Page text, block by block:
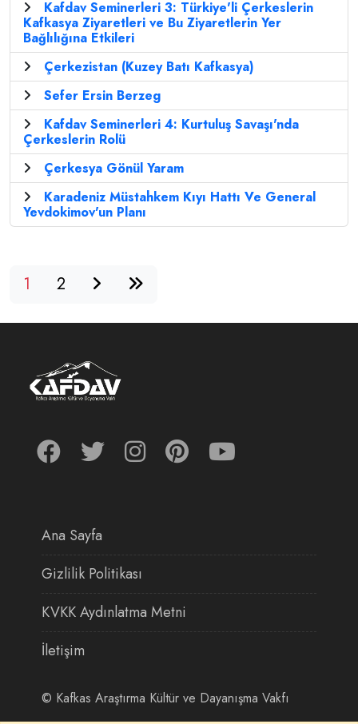
Kafdav Seminerleri 3: Türkiye'li Çerkeslerin
Kafkasya Ziyaretleri ve Bu Ziyaretlerin Yer
Bağlılığına Etkileri
Çerkezistan (Kuzey Batı Kafkasya)
Sefer Ersin Berzeg
Kafdav Seminerleri 4: Kurtuluş Savaşı'nda
Çerkeslerin Rolü
Çerkesya Gönül Yaram
Karadeniz Müstahkem Kıyı Hattı Ve General
Yevdokimov'un Planı
1 2
Ana Sayfa
Gizlilik Politikası
KVKK Aydınlatma Metni
İletişim
© Kafkas Araştırma Kültür ve Dayanışma Vakfı